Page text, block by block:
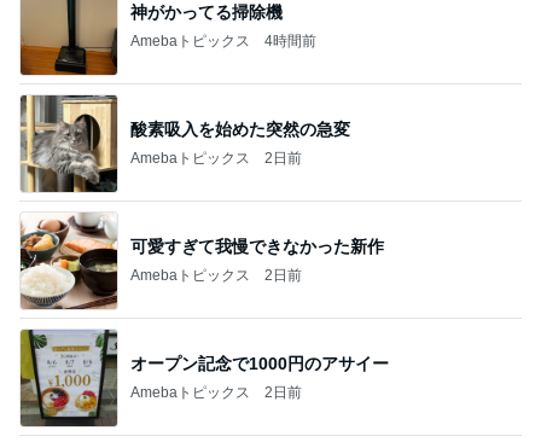
神がかってる掃除機
Amebaトピックス 4時間前
酸素吸入を始めた突然の急変
Amebaトピックス 2日前
可愛すぎて我慢できなかった新作
Amebaトピックス 2日前
オープン記念で1000円のアサイー
Amebaトピックス 2日前